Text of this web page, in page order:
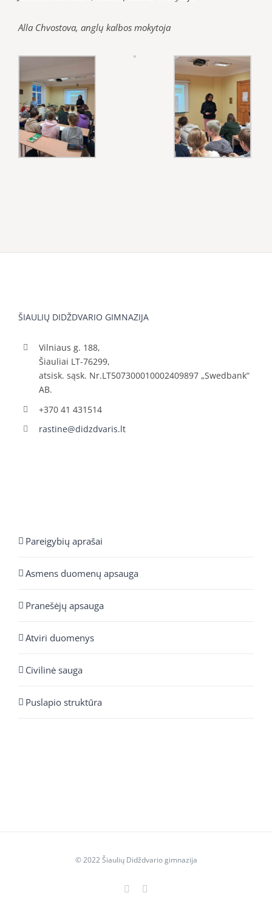
Alla Chvostova, anglų kalbos mokytoja
ŠIAULIŲ DIDŽDVARIO GIMNAZIJA
Vilniaus g. 188,
Šiauliai LT-76299,
atsisk. sąsk. Nr.LT507300010002409897 „Swedbank“
AB.
+370 41 431514
rastine@didzdvaris.lt
Pareigybių aprašai
Asmens duomenų apsauga
Pranešėjų apsauga
Atviri duomenys
Civilinė sauga
Puslapio struktūra
© 2022 Šiaulių Didždvario gimnazija
Facebook